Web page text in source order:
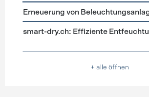
Förderprogramme Geräte,
Erneuerung von
smart-dry.ch: Effiziente
+ alle öffnen